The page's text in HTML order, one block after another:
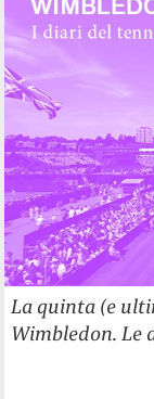
La quinta (e
Wimbledon. Le